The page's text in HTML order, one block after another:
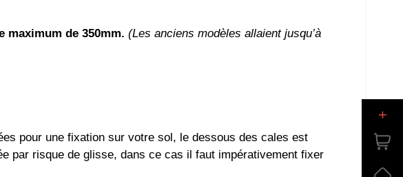
maximum de 350mm. (Les anciens modèles allaient jusqu’à
pour une fixation sur votre sol, le dessous des cales est
par risque de glisse, dans ce cas il faut impérativement fixer
+